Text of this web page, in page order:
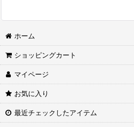
ホーム
ショッピングカート
マイページ
お気に入り
最近チェックしたアイテム